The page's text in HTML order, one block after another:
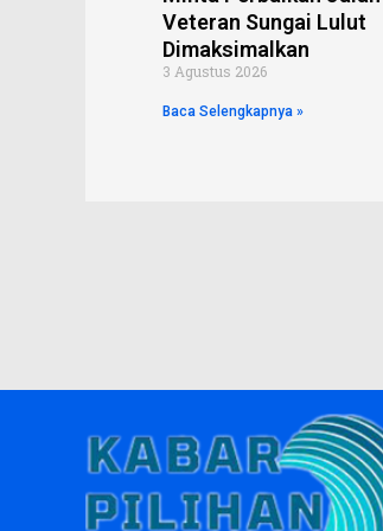
Veteran Sungai Lulut
Dimaksimalkan
3 Agustus 2026
Baca Selengkapnya »